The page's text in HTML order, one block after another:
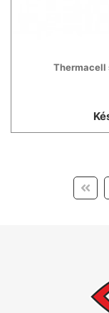
Thermacell